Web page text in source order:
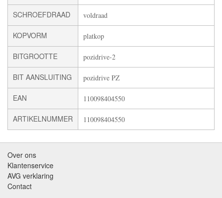
SCHROEFDRAAD voldraad
KOPVORM platkop
BITGROOTTE pozidrive-2
BIT AANSLUITING pozidrive PZ
EAN 110098404550
ARTIKELNUMMER 110098404550
Over ons
Klantenservice
AVG verklaring
Contact